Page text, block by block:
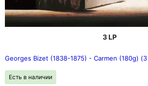
3 LP
Georges Bizet (1838-1875) - Carmen (180g) (3
Есть в наличии